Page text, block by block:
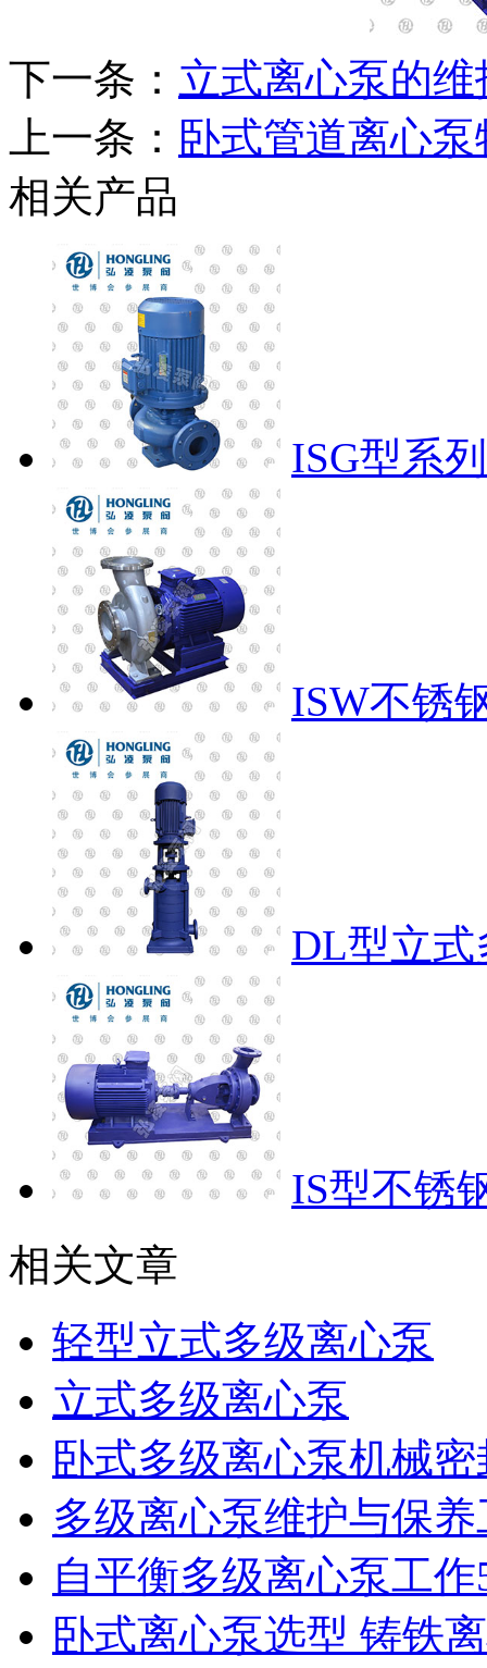
下一条： 立式离心泵的
上一条： 卧式管道离心泵
相关产品
ISG型系
ISW不锈
DL型立
IS型不锈
相关文章
轻型立式多级离心泵
立式多级离心泵
卧式多级离心泵机械
多级离心泵维护与保
自平衡多级离心泵工
卧式离心泵选型 铸铁